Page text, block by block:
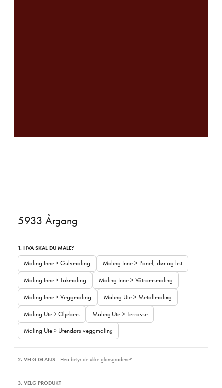
5933 Årgang
1. HVA SKAL DU MALE?
Maling Inne > Gulvmaling
Maling Inne > Panel, dør og list
Maling Inne > Takmaling
Maling Inne > Våtromsmaling
Maling Inne > Veggmaling
Maling Ute > Metallmaling
Maling Ute > Oljebeis
Maling Ute > Terrasse
Maling Ute > Utendørs veggmaling
2. VELG GLANS Hva betyr de ulike glansgradene?
3. VELG PRODUKT